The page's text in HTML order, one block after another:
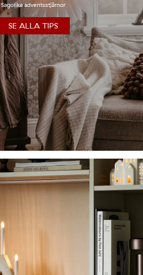
Sagolika adventsstjärnor
SE ALLA TIPS